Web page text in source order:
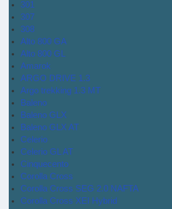
301
307
308
Alto 800 GA
Alto 800 GL
Amarok
ARGO DRIVE 1.3
Argo trekking 1.3 MT
Baleno
Baleno GLX
Baleno GLX AT
Celerio
Celerio GL AT
Cinquecento
Corolla Cross
Corolla Cross SEG 2.0 NAFTA
Corolla Cross XEI Hybrid